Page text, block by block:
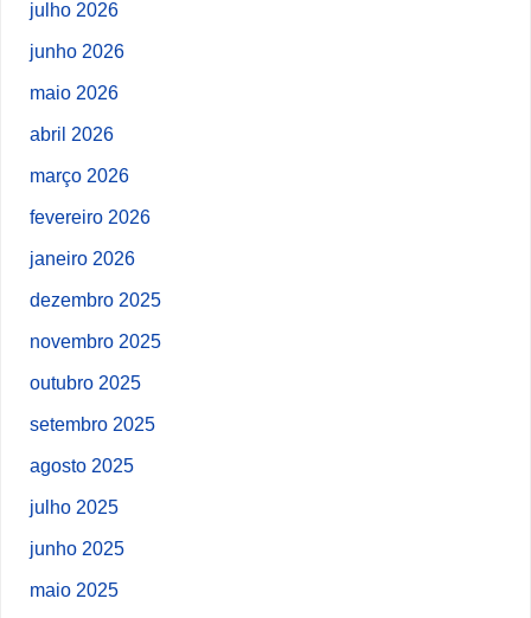
julho 2026
junho 2026
maio 2026
abril 2026
março 2026
fevereiro 2026
janeiro 2026
dezembro 2025
novembro 2025
outubro 2025
setembro 2025
agosto 2025
julho 2025
junho 2025
maio 2025